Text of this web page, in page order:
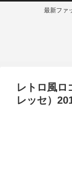
最新ファ
レトロ風
レッセ）